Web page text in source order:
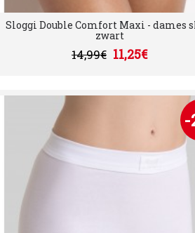
Sloggi Double Comfort Maxi - dames
zwart
14,99€ 11,25€
-